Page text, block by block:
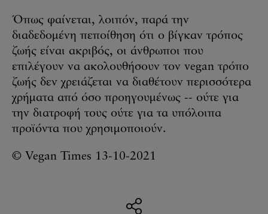
Όπως φαίνεται, λοιπόν, παρά την
διαδεδομένη πεποίθηση ότι ο βίγκαν τρόπος
ζωής είναι ακριβός, οι άνθρωποι που
επιλέγουν να ακολουθήσουν τον vegan τρόπο
ζωής δεν χρειάζεται να διαθέτουν περισσότερα
χρήματα από όσο προηγουμένως -- ούτε για
την διατροφή τους ούτε για τα υπόλοιπα
προϊόντα που χρησιμοποιούν.
© Vegan Times 13-10-2021